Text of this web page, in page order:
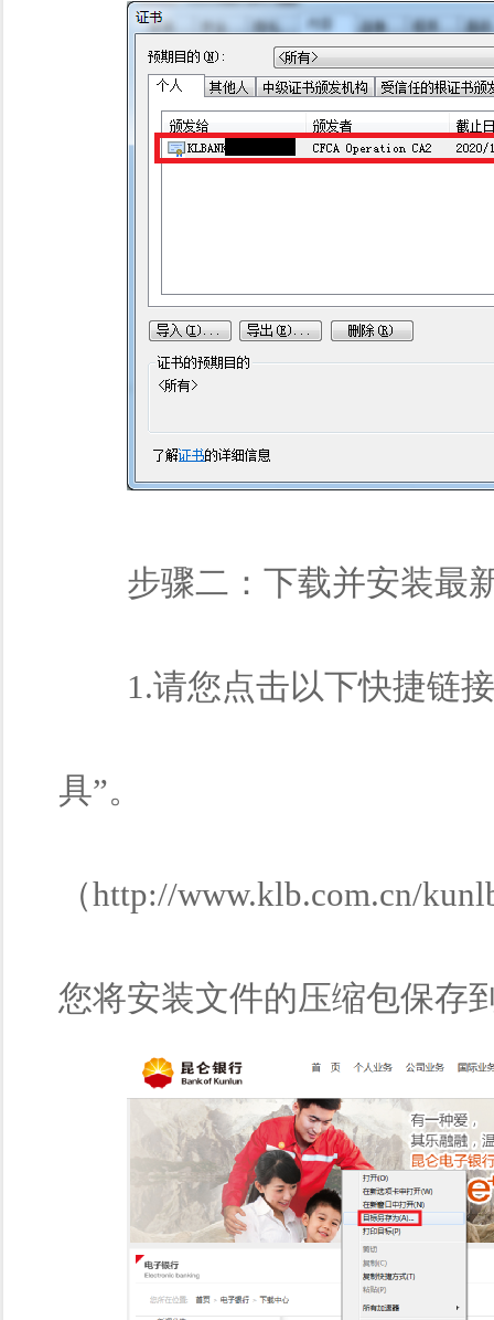
步骤二：下载并安装最新
1.请您点击以下快捷链接
具”。
（http://www.klb.com.cn/
您将安装文件的压缩包保存